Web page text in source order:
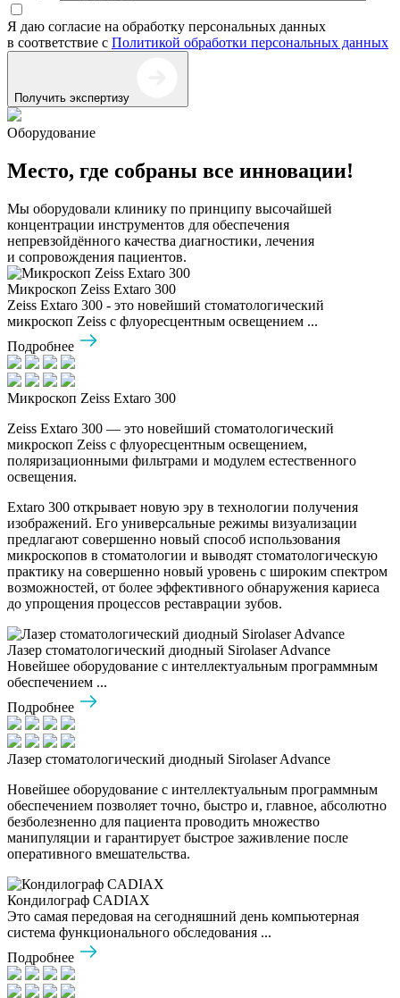
Я даю согласие на обработку персональных данных
в соответствие с Политикой обработки персональных данных
Получить экспертизу
Оборудование
Место, где собраны все инновации!
Мы оборудовали клинику по принципу высочайшей
концентрации инструментов для обеспечения
непревзойдённого качества диагностики, лечения
и сопровождения пациентов.
Микроскоп Zeiss Extaro 300
Zeiss Extaro 300 - это новейший стоматологический
микроскоп Zeiss с флуоресцентным освещением ...
Подробнее
Микроскоп Zeiss Extaro 300
Zeiss Extaro 300 — это новейший стоматологический
микроскоп Zeiss с флуоресцентным освещением,
поляризационными фильтрами и модулем естественного
освещения.
Extaro 300 открывает новую эру в технологии получения
изображений. Его универсальные режимы визуализации
предлагают совершенно новый способ использования
микроскопов в стоматологии и выводят стоматологическую
практику на совершенно новый уровень с широким спектром
возможностей, от более эффективного обнаружения кариеса
до упрощения процессов реставрации зубов.
Лазер стоматологический диодный Sirolaser Advance
Новейшее оборудование с интеллектуальным программным
обеспечением ...
Подробнее
Лазер стоматологический диодный Sirolaser Advance
Новейшее оборудование с интеллектуальным программным
обеспечением позволяет точно, быстро и, главное, абсолютно
безболезненно для пациента проводить множество
манипуляции и гарантирует быстрое заживление после
оперативного вмешательства.
Кондилограф CADIAX
Это самая передовая на сегодняшний день компьютерная
система функционального обследования ...
Подробнее